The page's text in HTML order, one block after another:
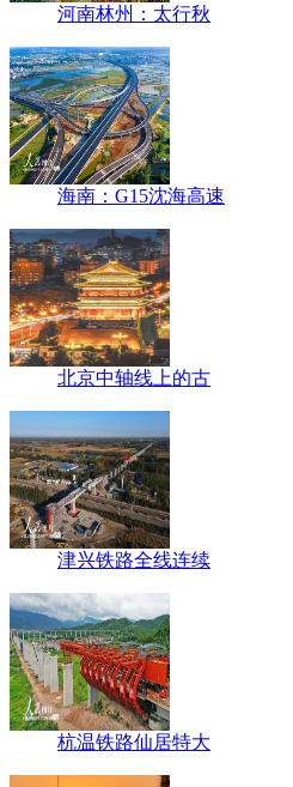
河南林州：太行秋
海南：G15沈海高速
北京中轴线上的古
津兴铁路全线连续
杭温铁路仙居特大